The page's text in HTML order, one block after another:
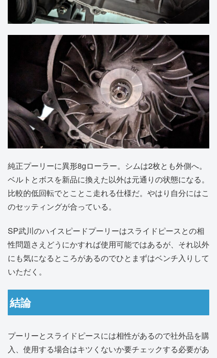
純正プーリーに異形8gローラー。シムは2枚とも外側へ。
ベルトとボスを新品に換えた以外は元通りの状態になる。
比較的低回転でとことこ走れる仕様だ。やはり自分にはこ
のセッティングが合っている。
SP武川のハイスピードプーリーはスライドピースとの相
性問題さえどうにかすれば使用可能ではあるが、それ以外
にも気になるところがあるのでひとまずはベンチ入りして
いただく。
結論
プーリーとスライドピースには相性があるので社外品を購
入、使用する場合はキツくないか要チェックする必要があ